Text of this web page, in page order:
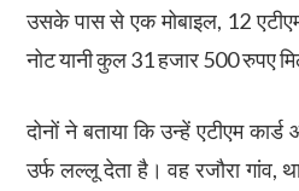
उसके पास से एक मोबाइल, 12
नोट यानी कुल 31 हजार 500 रुपए
दोनों ने बताया कि उन्हें एटीएम
उर्फ लल्लू देता है। वह रजौरा गांव,